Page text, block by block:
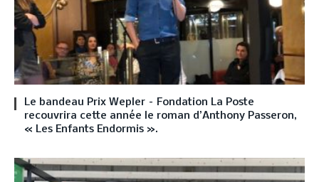
Le bandeau Prix Wepler – Fondation La Poste
recouvrira cette année le roman d’Anthony Passeron,
« Les Enfants Endormis ».